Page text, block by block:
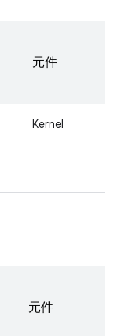
元件
Kernel
元件